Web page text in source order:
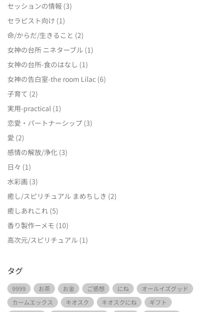
セッションの情報 (3)
セラピスト向け (1)
命/からだ/生きること (2)
女神の台所 ニネターブル (1)
女神の台所-食のはなし (1)
女神の告白室-the room Lilac (6)
子育て (2)
実用-practical (1)
恋愛・パートナーシップ (3)
愛 (2)
感情の解放/浄化 (3)
日々 (1)
水彩画 (3)
癒し/スピリチュアル まめちしき (2)
癒しあれこれ (5)
香り製作ーメモ (10)
高次元/スピリチュアル (1)
タグ
9999 お茶 お金 ご感想 にね
オールイズグッド
カームエックス
キオスク キオスクにね
ギフト